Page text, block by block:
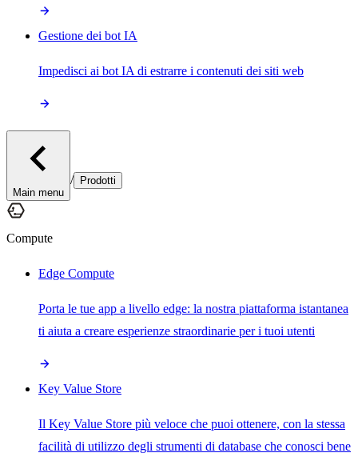
Gestione dei bot IA
Impedisci ai bot IA di estrarre i contenuti dei siti web
Main menu
/ Prodotti
Compute
Edge Compute
Porta le tue app a livello edge: la nostra piattaforma istantanea
ti aiuta a creare esperienze straordinarie per i tuoi utenti
Key Value Store
Il Key Value Store più veloce che puoi ottenere, con la stessa
facilità di utilizzo degli strumenti di database che conosci bene